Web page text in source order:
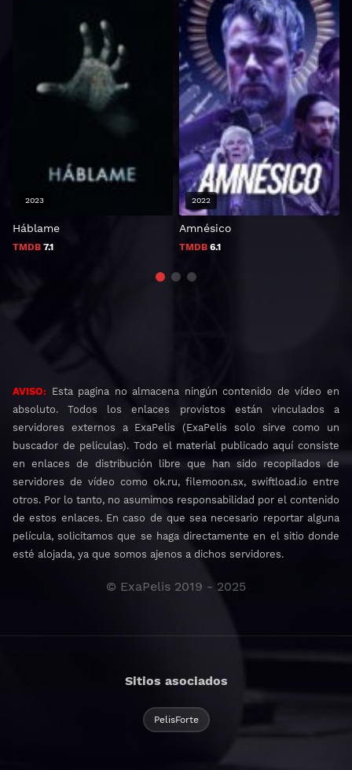
Háblame
TMDB 7.1
2023
Amnésico
TMDB 6.1
2022
AVISO: Esta pagina no almacena ningún contenido de vídeo en
absoluto. Todos los enlaces provistos están vinculados a
servidores externos a ExaPelis (ExaPelis solo sirve como un
buscador de peliculas). Todo el material publicado aquí consiste
en enlaces de distribución libre que han sido recopilados de
servidores de vídeo como ok.ru, filemoon.sx, swiftload.io entre
otros. Por lo tanto, no asumimos responsabilidad por el contenido
de estos enlaces. En caso de que sea necesario reportar alguna
película, solicitamos que se haga directamente en el sitio donde
esté alojada, ya que somos ajenos a dichos servidores.
© ExaPelis 2019 - 2025
Sitios asociados
PelisForte